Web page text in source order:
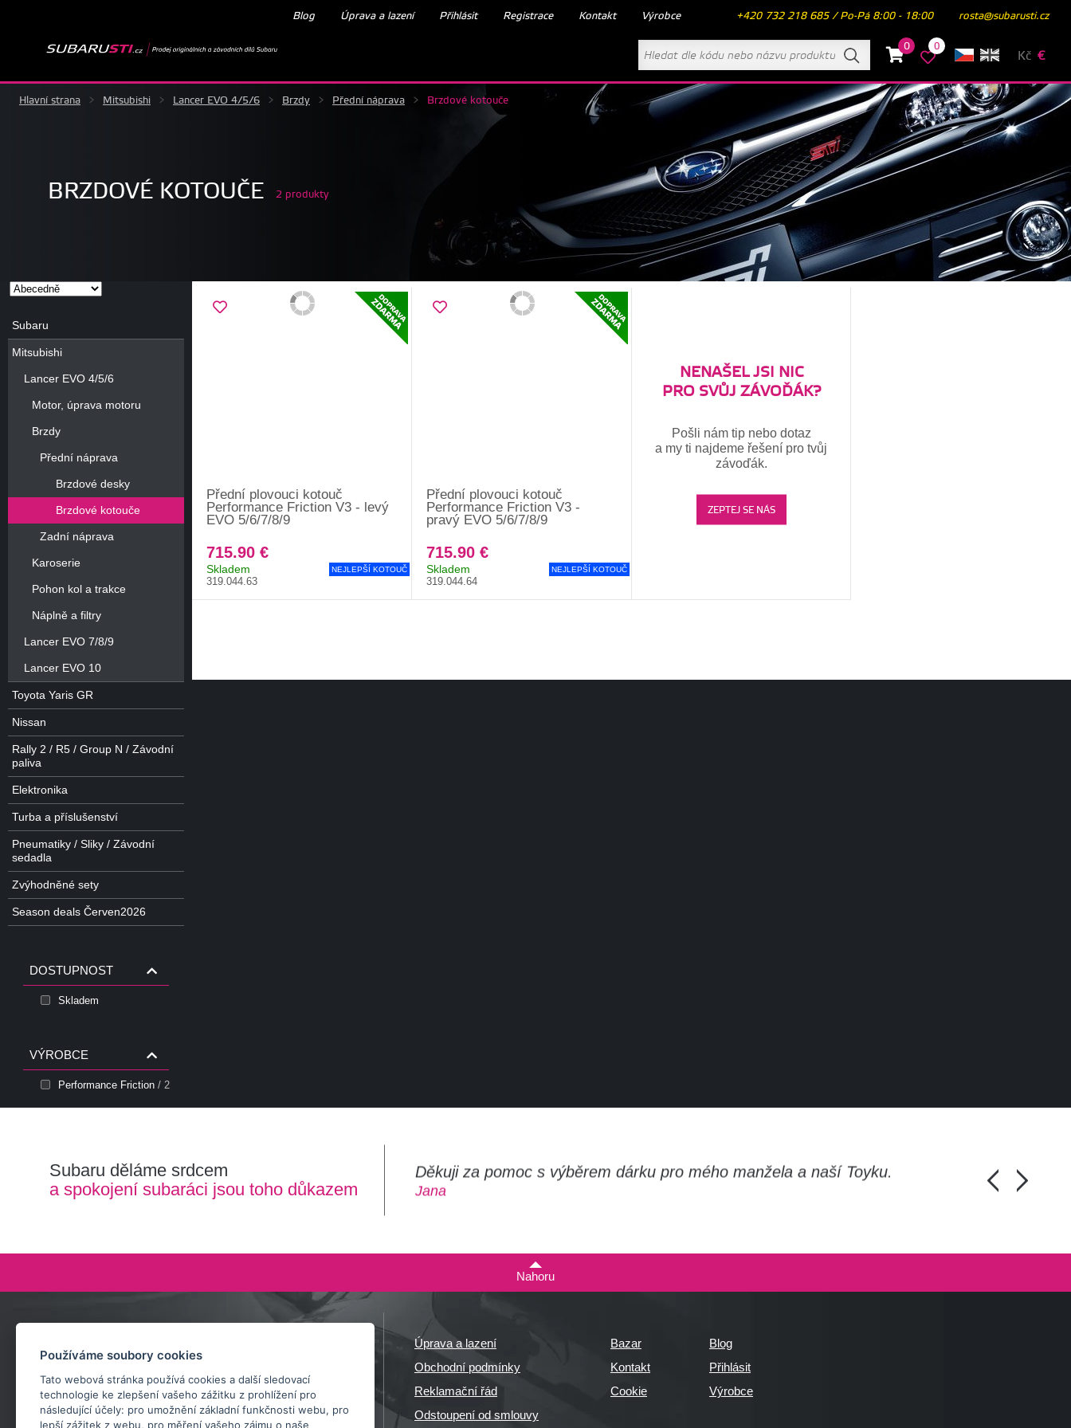
Používáme soubory cookies
Tato webová stránka používá cookies a další sledovací
technologie ke zlepšení vašeho zážitku z prohlížení pro
následující účely: pro umožnění základní funkčnosti webu, pro
lepší zážitek z webu, pro měření vašeho zájmu o naše
Blog Úprava a lazení Přihlásit Registrace Kontakt Výrobce +420 732 218 685 / Po-Pá 8:00 - 18:00 rosta@subarusti.cz
0 0
Kč €
Hlavní strana > Mitsubishi > Lancer EVO 4/5/6 > Brzdy > Přední náprava > Brzdové kotouče
BRZDOVÉ KOTOUČE 2 produkty
Subaru
Mitsubishi
Lancer EVO 4/5/6
Motor, úprava motoru
Brzdy
Přední náprava
Brzdové desky
Brzdové kotouče
Zadní náprava
Karoserie
Pohon kol a trakce
Náplně a filtry
Lancer EVO 7/8/9
Lancer EVO 10
Toyota Yaris GR
Nissan
Rally 2 / R5 / Group N / Závodní
paliva
Elektronika
Turba a příslušenství
Pneumatiky / Sliky / Závodní
sedadla
Zvýhodněné sety
Season deals Červen2026
DOSTUPNOST
Skladem
VÝROBCE
Performance Friction / 2
Přední plovouci kotouč
Performance Friction V3 - levý
EVO 5/6/7/8/9
715.90 €
Skladem
319.044.63
NEJLEPŠÍ KOTOUČ
Přední plovouci kotouč
Performance Friction V3 -
pravý EVO 5/6/7/8/9
715.90 €
Skladem
319.044.64
NEJLEPŠÍ KOTOUČ
NENAŠEL JSI NIC
PRO SVŮJ ZÁVOĎÁK?
Pošli nám tip nebo dotaz
a my ti najdeme řešení pro tvůj
závoďák.
ZEPTEJ SE NÁS
Subaru děláme srdcem
a spokojení subaráci jsou toho důkazem
Děkuji za pomoc s výběrem dárku pro mého manžela a naší Toyku.
Jana
Chlapi, moc
Honza Pánka,
Nahoru
+420 732 218 685
rosta@subarusti.cz
Úprava a lazení
Obchodní podmínky
Reklamační řád
Odstoupení od smlouvy
Bazar
Kontakt
Cookie
Blog
Přihlásit
Výrobce